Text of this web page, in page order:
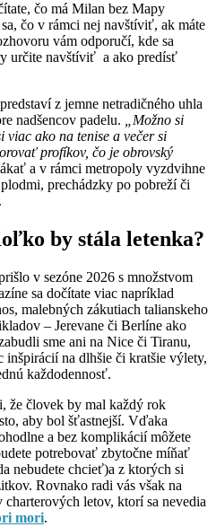
čo má Milan bez Mapy
čo v rámci nej navštíviť, ak máte
vám odporučí, kde sa
určite navštíviť a ako predísť
z jemne netradičného uhla
nadšencov padelu. „Možno si
viac ako na tenise a večer si
profíkov, čo je obrovský
a v rámci metropoly vyzdvihne
prechádzky po pobreží či
by stála letenka?
v sezóne 2026 s množstvom
sa dočítate viac napríklad
malebných zákutiach talianskeho
– Jerevane či Berlíne ako
sme ani na Nice či Tiranu,
na dlhšie či kratšie výlety,
každodennosť.
že človek by mal každý rok
aby bol šťastnejší. Vďaka
a bez komplikácií môžete
potrebovať zbytočne míňať
nebudete chcieť)a z ktorých si
Rovnako radi vás však na
letov, ktorí sa nevedia
mori.